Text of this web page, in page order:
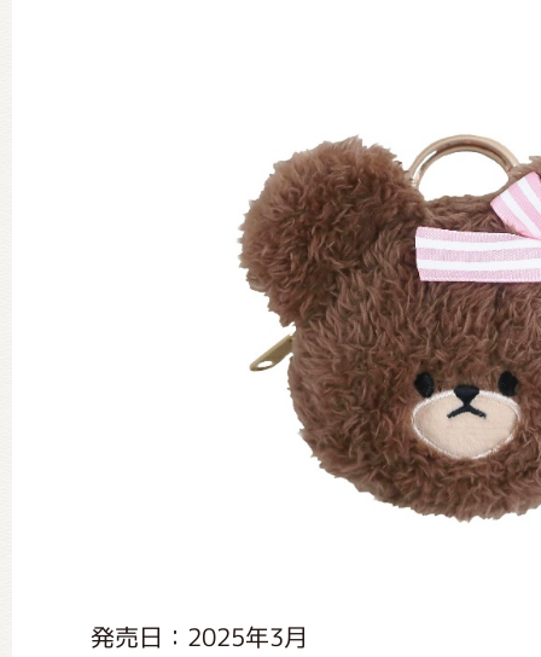
発売日：2025年3月
ミュージカル・コンサート
おたのしみコンテンツ(クイズ・
チア ジャッキーズ！